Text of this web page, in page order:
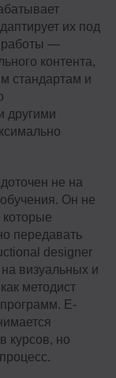
их под
работы —
контента,
стандартам и
другими
не на
Он не
которые
передавать
designer
визуальных и
методист
E-
курсов, но